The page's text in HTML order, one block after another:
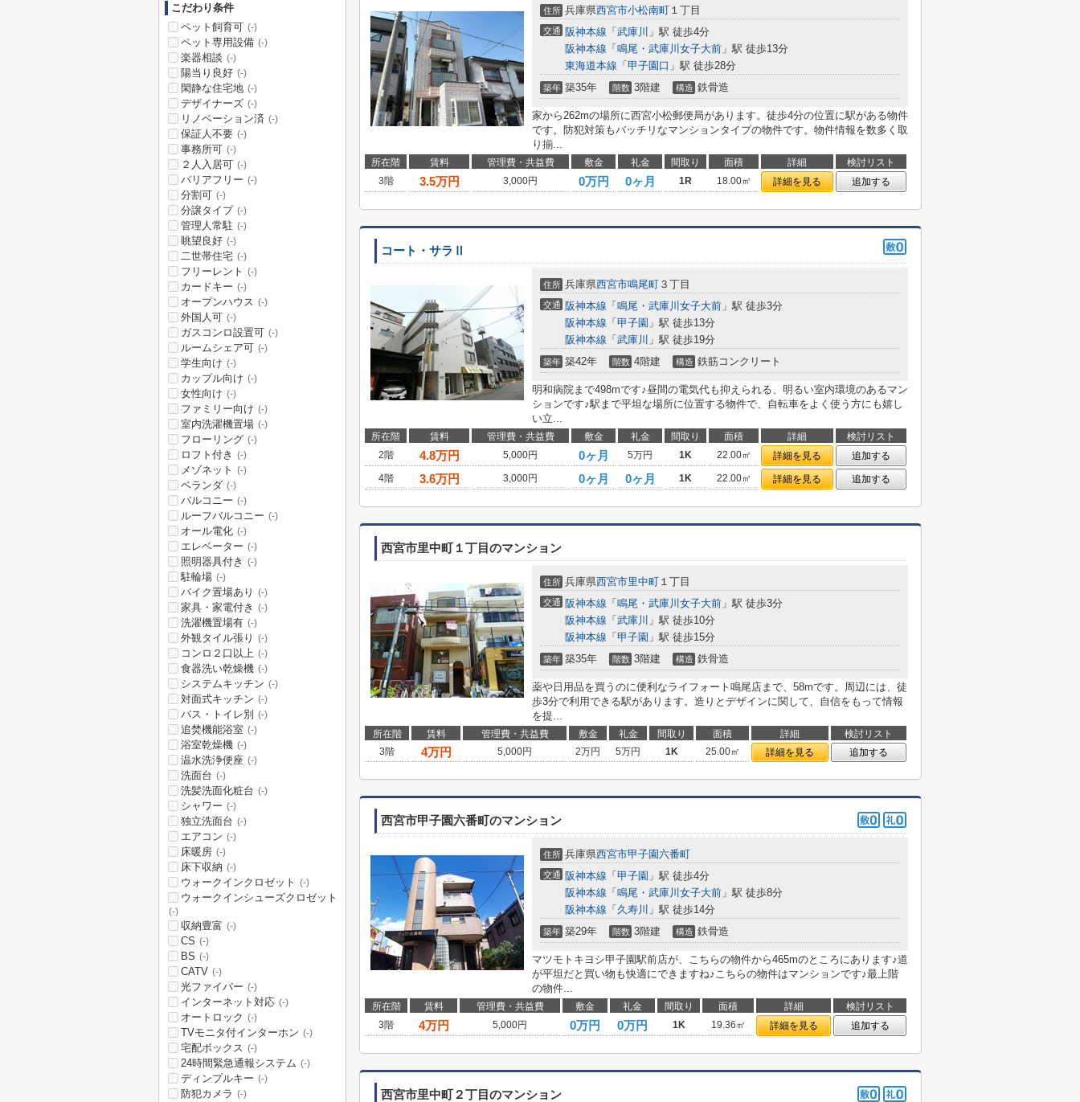
住所 兵庫県西宮市小松南町 １丁目
交通 阪神本線 「 武庫川 」駅 徒歩4分
阪神本線 「 鳴尾・武庫川女子大前 」駅 徒歩13分
東海道本線 「 甲子園口 」駅 徒歩28分
築年 築35年 階数 3階建 構造 鉄骨造
家から262mの場所に西宮小松郵便局があります。徒歩4分の位置に駅がある物件
です。防犯対策もバッチリなマンションタイプの物件です。物件情報を数多く取
り揃...
所在階 賃料 管理費・共益費 敷金 礼金 間取り 面積 詳細
検討リスト
3階
3.5万円 3,000円 0万円 0ヶ月 1R 18.00㎡ 詳細を見る 追加する
コート・サラⅡ
住所 兵庫県西宮市鳴尾町 ３丁目
交通 阪神本線 「 鳴尾・武庫川女子大前 」駅 徒歩3分
阪神本線 「 甲子園 」駅 徒歩13分
阪神本線 「 武庫川 」駅 徒歩19分
築年 築42年 階数 4階建 構造 鉄筋コンクリート
明和病院まで498mです♪昼間の電気代も抑えられる、明るい室内環境のあるマン
ションです♪駅まで平坦な場所に位置する物件で、自転車をよく使う方にも嬉し
い立...
所在階 賃料 管理費・共益費 敷金 礼金 間取り 面積 詳細
検討リスト
2階
4.8万円 5,000円 0ヶ月 5万円 1K 22.00㎡ 詳細を見る
追加する
4階
3.6万円 3,000円 0ヶ月 0ヶ月 1K 22.00㎡ 詳細を見る 追加する
西宮市里中町１丁目のマンション
住所 兵庫県西宮市里中町 １丁目
交通 阪神本線 「 鳴尾・武庫川女子大前 」駅 徒歩3分
阪神本線 「 武庫川 」駅 徒歩10分
阪神本線 「 甲子園 」駅 徒歩15分
築年 築35年 階数 3階建 構造 鉄骨造
薬や日用品を買うのに便利なライフォート鳴尾店まで、58mです。周辺には、徒
歩3分で利用できる駅があります。造りとデザインに関して、自信をもって情報
を提...
所在階 賃料 管理費・共益費 敷金 礼金 間取り 面積 詳細
検討リスト
3階
4万円 5,000円 2万円 5万円 1K 25.00㎡ 詳細を見る 追加する
西宮市甲子園六番町のマンション
住所 兵庫県西宮市甲子園六番町
交通 阪神本線 「 甲子園 」駅 徒歩4分
阪神本線 「 鳴尾・武庫川女子大前 」駅 徒歩8分
阪神本線 「 久寿川 」駅 徒歩14分
築年 築29年 階数 3階建 構造 鉄骨造
マツモトキヨシ甲子園駅前店が、こちらの物件から465mのところにあります♪道
が平坦だと買い物も快適にできますね♪こちらの物件はマンションです♪最上階
の物件...
所在階 賃料 管理費・共益費 敷金 礼金 間取り 面積 詳細
検討リスト
3階
4万円 5,000円 0万円 0万円 1K 19.36㎡ 詳細を見る 追加する
西宮市里中町２丁目のマンション
こだわり条件
ペット飼育可 (-)
ペット専用設備 (-)
楽器相談 (-)
陽当り良好 (-)
閑静な住宅地 (-)
デザイナーズ (-)
リノベーション済 (-)
保証人不要 (-)
事務所可 (-)
２人入居可 (-)
バリアフリー (-)
分割可 (-)
分譲タイプ (-)
管理人常駐 (-)
眺望良好 (-)
二世帯住宅 (-)
フリーレント (-)
カードキー (-)
オープンハウス (-)
外国人可 (-)
ガスコンロ設置可 (-)
ルームシェア可 (-)
学生向け (-)
カップル向け (-)
女性向け (-)
ファミリー向け (-)
室内洗濯機置場 (-)
フローリング (-)
ロフト付き (-)
メゾネット (-)
ベランダ (-)
バルコニー (-)
ルーフバルコニー (-)
オール電化 (-)
エレベーター (-)
照明器具付き (-)
駐輪場 (-)
バイク置場あり (-)
家具・家電付き (-)
洗濯機置場有 (-)
外観タイル張り (-)
コンロ２口以上 (-)
食器洗い乾燥機 (-)
システムキッチン (-)
対面式キッチン (-)
バス・トイレ別 (-)
追焚機能浴室 (-)
浴室乾燥機 (-)
温水洗浄便座 (-)
洗面台 (-)
洗髪洗面化粧台 (-)
シャワー (-)
独立洗面台 (-)
エアコン (-)
床暖房 (-)
床下収納 (-)
ウォークインクロゼット (-)
ウォークインシューズクロゼット
(-)
収納豊富 (-)
CS (-)
BS (-)
CATV (-)
光ファイバー (-)
インターネット対応 (-)
オートロック (-)
TVモニタ付インターホン (-)
宅配ボックス (-)
24時間緊急通報システム (-)
ディンプルキー (-)
防犯カメラ (-)